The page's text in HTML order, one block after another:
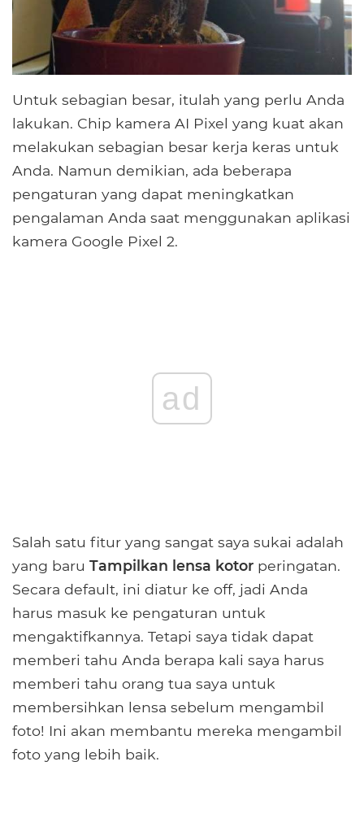
Untuk sebagian besar, itulah yang perlu Anda
lakukan. Chip kamera AI Pixel yang kuat akan
melakukan sebagian besar kerja keras untuk
Anda. Namun demikian, ada beberapa
pengaturan yang dapat meningkatkan
pengalaman Anda saat menggunakan aplikasi
kamera Google Pixel 2.
ad
Salah satu fitur yang sangat saya sukai adalah
yang baru Tampilkan lensa kotor peringatan.
Secara default, ini diatur ke off, jadi Anda
harus masuk ke pengaturan untuk
mengaktifkannya. Tetapi saya tidak dapat
memberi tahu Anda berapa kali saya harus
memberi tahu orang tua saya untuk
membersihkan lensa sebelum mengambil
foto! Ini akan membantu mereka mengambil
foto yang lebih baik.